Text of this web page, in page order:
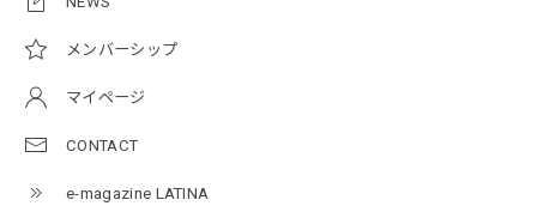
メンバーシップ
マイページ
CONTACT
e-magazine LATINA